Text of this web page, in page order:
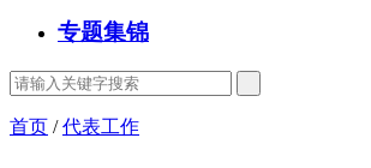
专题集锦
首页 /代表工作